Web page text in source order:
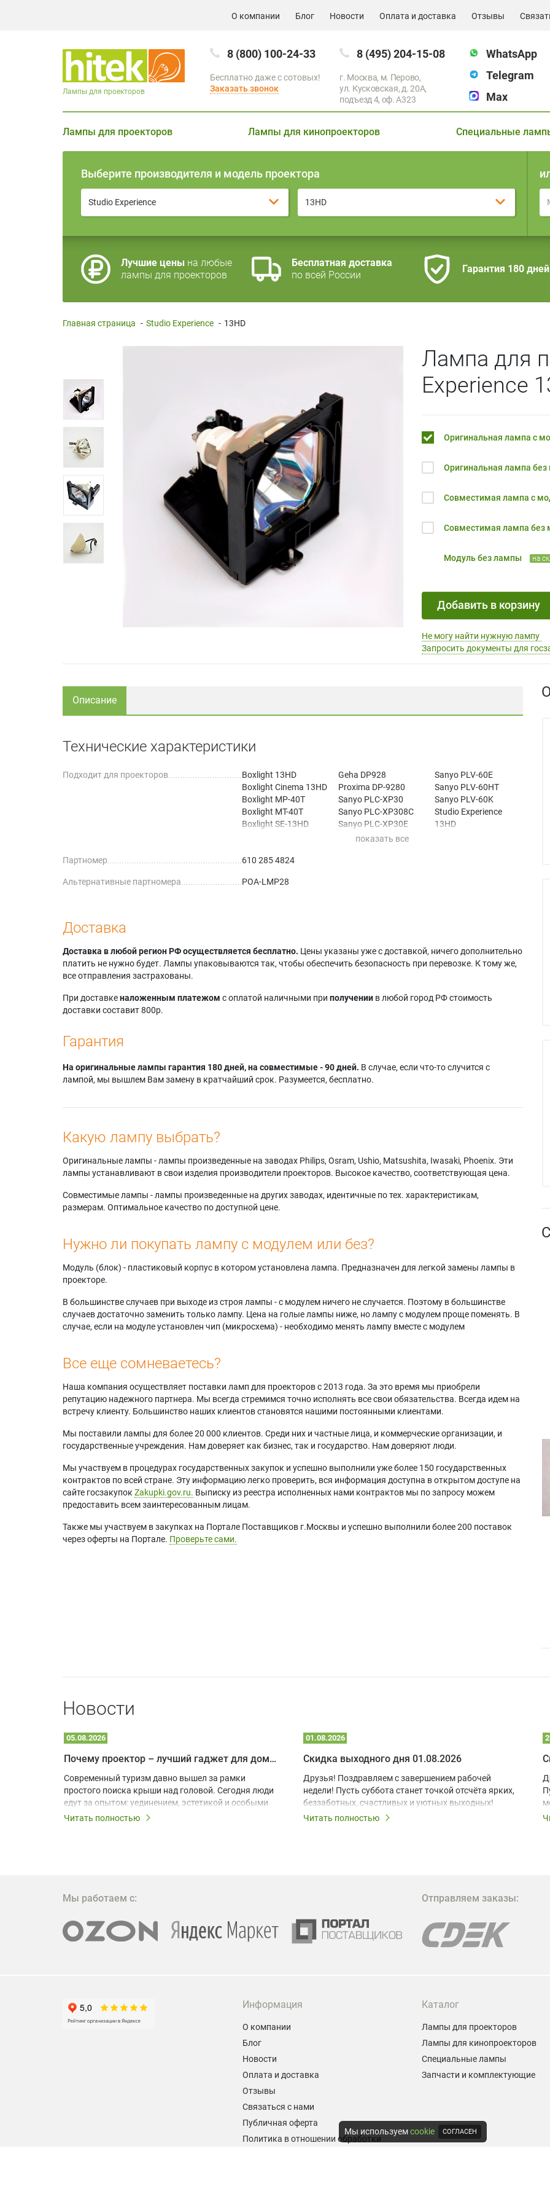
О компании Блог Новости Оплата и доставка Отзывы
8 (800) 100-24-33
Бесплатно даже с сотовых!
Заказать звонок
8 (495) 204-15-08
г. Москва, м. Перово,
ул. Кусковская, д. 20А,
подъезд 4, оф. A323
WhatsApp
Telegram
Max
Лампы для проекторов
Лампы для проекторов Лампы для кинопроекторов Специальные
Выберите производителя и модель проектора
Studio Experience 13HD
Лучшие цены на любые
лампы для проекторов
Бесплатная доставка
по всей России
Гарантия 180 дней
Главная страница - Studio Experience - 13HD
Лампа для
Experience
Оригинальная лампа с
Оригинальная лампа без
Совместимая лампа с
Совместимая лампа без
Модуль без лампы на
Добавить в корзину
Не могу найти нужную лампу
Запросить документы для
Описание
Технические характеристики
Подходит для проекторов
Boxlight 13HD
Boxlight Cinema 13HD
Boxlight MP-40T
Boxlight MT-40T
Boxlight SE-13HD
Geha DP928
Proxima DP-9280
Sanyo PLC-XP30
Sanyo PLC-XP308C
Sanyo PLC-XP30E
Sanyo PLC-XP35
Sanyo PLV-60E
Sanyo PLV-60HT
Sanyo PLV-60K
Studio Experience
13HD
Партномер
610 285 4824
Альтернативные партномера POA-LMP28
Доставка
Доставка в любой регион РФ осуществляется бесплатно. Цены указаны уже с доставкой, ничего дополнительно
платить не нужно будет. Лампы упаковываются так, чтобы обеспечить безопасность при перевозке. К тому же,
все отправления застрахованы.
При доставкеналоженным платежом с оплатой наличными при получении в любой город РФ стоимость
доставки составит 800р.
Гарантия
На оригинальные лампы гарантия 180 дней, на совместимые - 90 дней. В случае, если что-то случится с
лампой, мы вышлем Вам замену в кратчайший срок. Разумеется, бесплатно.
Какую лампу выбрать?
Оригинальные лампы - лампы произведенные на заводах Philips, Osram, Ushio, Matsushita, Iwasaki, Phoenix. Эти
лампы устанавливают в свои изделия производители проекторов. Высокое качество, соответствующая цена.
Совместимые лампы - лампы произведенные на других заводах, идентичные по тех. характеристикам,
размерам. Оптимальное качество по доступной цене.
Нужно ли покупать лампу с модулем или без?
Модуль (блок) - пластиковый корпус в котором установлена лампа. Предназначен для легкой замены лампы в
проекторе.
В большинстве случаев при выходе из строя лампы - с модулем ничего не случается. Поэтому в большинстве
случаев достаточно заменить только лампу. Цена на голые лампы ниже, но лампу с модулем проще поменять. В
случае, если на модуле установлен чип (микросхема) - необходимо менять лампу вместе с модулем
Все еще сомневаетесь?
Наша компания осуществляет поставки ламп для проекторов с 2013 года. За это время мы приобрели
репутацию надежного партнера. Мы всегда стремимся точно исполнять все свои обязательства. Всегда идем на
встречу клиенту. Большинство наших клиентов становятся нашими постоянными клиентами.
Мы поставили лампы для более 20 000 клиентов. Среди них и частные лица, и коммерческие организации, и
государственные учреждения. Нам доверяет как бизнес, так и государство. Нам доверяют люди.
Мы участвуем в процедурах государственных закупок и успешно выполнили уже более 150 государственных
контрактов по всей стране. Эту информацию легко проверить, вся информация доступна в открытом доступе на
сайте госзакупок Zakupki.gov.ru. Выписку из реестра исполненных нами контрактов мы по запросу можем
предоставить всем заинтересованным лицам.
Также мы участвуем в закупках на Портале Поставщиков г.Москвы и успешно выполнили более 200 поставок
через оферты на Портале. Проверьте сами.
Новости
05.08.2026
Почему проектор – лучший гаджет для домика в глэмпинге
Современный туризм давно вышел за рамки
простого поиска крыши над головой. Сегодня люди
едут за опытом: уединением, эстетикой и особыми
ощущениями. Владельцы A-frame домов,
эффективных и бюджетных способов стать
проектора.
Читать полностью
01.08.2026
Скидка выходного дня 01.08.2026
Друзья! Поздравляем с завершением рабочей
недели! Пусть суббота станет точкой отсчёта ярких,
беззаботных, счастливых и уютных выходных!
Читать полностью
Мы работаем с: Отправляем заказы:
Информация
О компании
Блог
Новости
Оплата и доставка
Отзывы
Связаться с нами
Публичная оферта
Политика в отношении обработки
Каталог
Лампы для проекторов
Лампы для кинопроекторов
Специальные лампы
Запчасти и комплектующие
Мы используемcookie СОГЛАСЕН